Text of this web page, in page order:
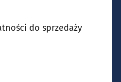
do sprzedaży